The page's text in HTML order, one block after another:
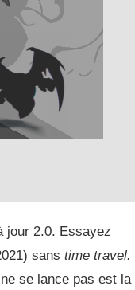
jour 2.0. Essayez
sans time travel.
se lance pas est la